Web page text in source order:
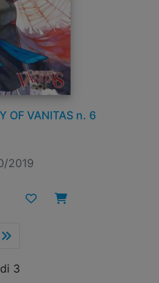
OF VANITAS n. 6
2019
3